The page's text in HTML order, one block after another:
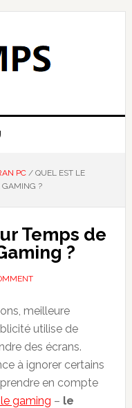
PC /QUEL EST LE
GAMING ?
Temps de
?
meilleure
utilise de
des écrans.
à ignorer certains
en compte
gaming – le